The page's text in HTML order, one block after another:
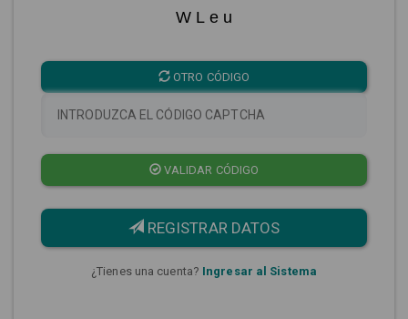
W L e u
OTRO CÓDIGO
VALIDAR CÓDIGO
REGISTRAR DATOS
¿Tienes una cuenta? Ingresar al Sistema